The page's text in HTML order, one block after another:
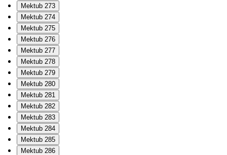
Mektub 273
Mektub 274
Mektub 275
Mektub 276
Mektub 277
Mektub 278
Mektub 279
Mektub 280
Mektub 281
Mektub 282
Mektub 283
Mektub 284
Mektub 285
Mektub 286